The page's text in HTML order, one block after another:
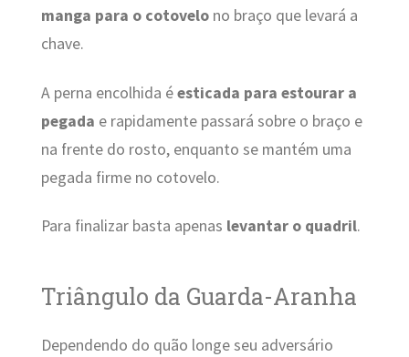
manga para o cotovelono braço que levará a
chave.
A perna encolhida éesticada para estourar a
pegada e rapidamente passará sobre o braço e
na frente do rosto, enquanto se mantém uma
pegada firme no cotovelo.
Para finalizar basta apenas levantar o quadril.
Triângulo da Guarda-Aranha
Dependendo do quão longe seu adversário